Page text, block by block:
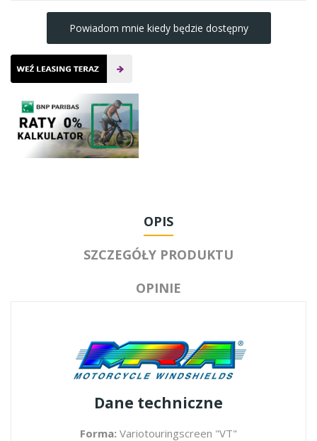
Powiadom mnie kiedy będzie dostępny
OPIS
SZCZEGÓŁY PRODUKTU
OPINIE
Dane techniczne
Forma: Variotouringscreen "VT"